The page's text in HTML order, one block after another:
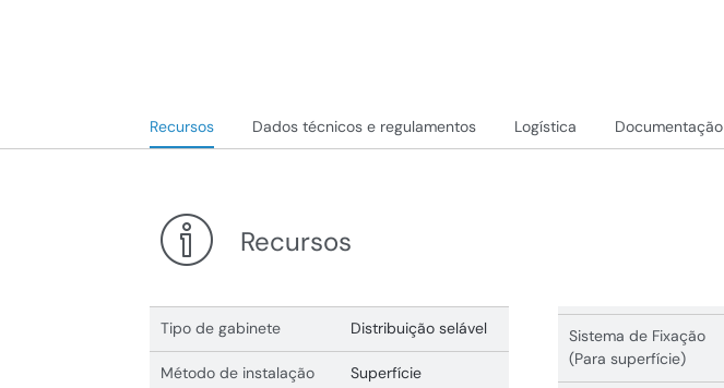
Recursos Dados técnicos e regulamentos Logística Documentação
Recursos
Tipo de gabinete Distribuição selável
Método de instalação Superfície
Sistema de Fixação
(Para superfície)